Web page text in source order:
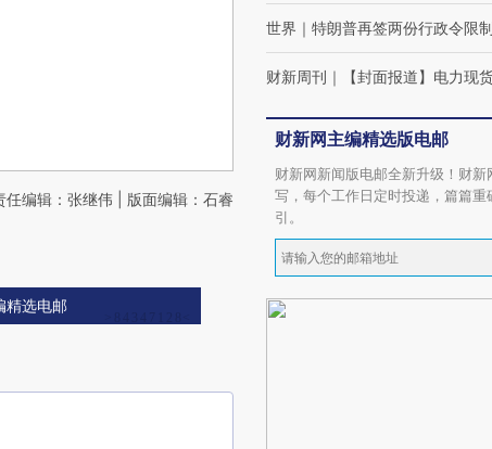
任编辑：张继伟 | 版面编辑：石睿
精选电邮
世界 ｜ 特朗普再签两份行政令限
财新周刊 ｜ 【封面报道】电力现
财新网主编精选版电邮
财新网新闻版电邮全新升级！财新
写，每个工作日定时投递，篇篇重
引。